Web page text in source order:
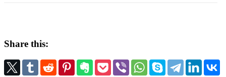
Share this: